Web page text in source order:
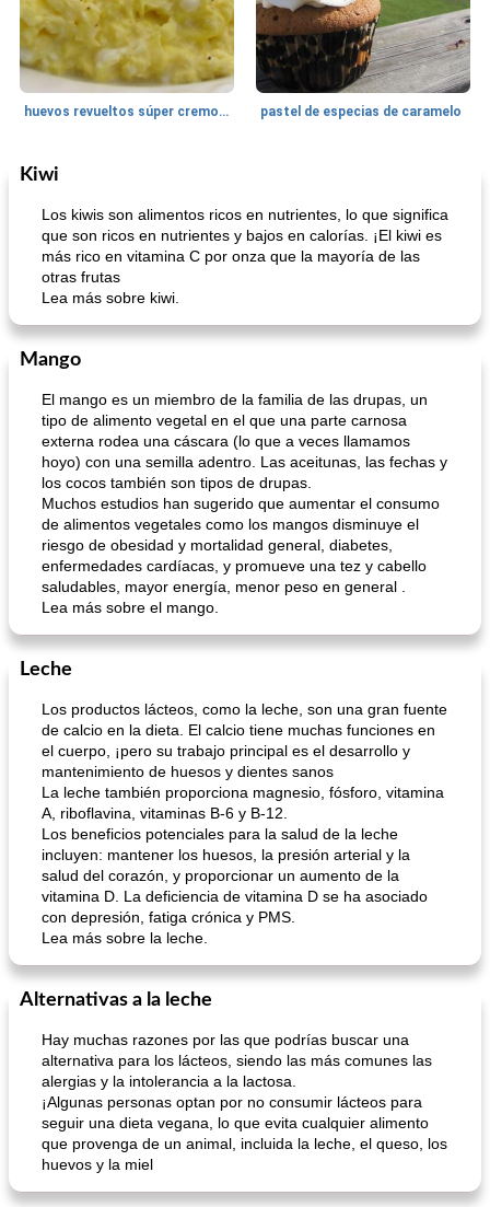
huevos revueltos súper cremosos pastel de especias de caramelo
Pechuga de pollo
Kiwi
Los kiwis son alimentos ricos en nutrientes, lo que significa
que son ricos en nutrientes y bajos en calorías. ¡El kiwi es
más rico en vitamina C por onza que la mayoría de las
otras frutas
Lea más sobre kiwi.
Mango
El mango es un miembro de la familia de las drupas, un
tipo de alimento vegetal en el que una parte carnosa
externa rodea una cáscara (lo que a veces llamamos
hoyo) con una semilla adentro. Las aceitunas, las fechas y
los cocos también son tipos de drupas.
Muchos estudios han sugerido que aumentar el consumo
de alimentos vegetales como los mangos disminuye el
riesgo de obesidad y mortalidad general, diabetes,
enfermedades cardíacas, y promueve una tez y cabello
saludables, mayor energía, menor peso en general .
Lea más sobre el mango.
Leche
Los productos lácteos, como la leche, son una gran fuente
de calcio en la dieta. El calcio tiene muchas funciones en
el cuerpo, ¡pero su trabajo principal es el desarrollo y
mantenimiento de huesos y dientes sanos
La leche también proporciona magnesio, fósforo, vitamina
A, riboflavina, vitaminas B-6 y B-12.
Los beneficios potenciales para la salud de la leche
incluyen: mantener los huesos, la presión arterial y la
salud del corazón, y proporcionar un aumento de la
vitamina D. La deficiencia de vitamina D se ha asociado
con depresión, fatiga crónica y PMS.
Lea más sobre la leche.
Alternativas a la leche
Hay muchas razones por las que podrías buscar una
alternativa para los lácteos, siendo las más comunes las
alergias y la intolerancia a la lactosa.
¡Algunas personas optan por no consumir lácteos para
seguir una dieta vegana, lo que evita cualquier alimento
que provenga de un animal, incluida la leche, el queso, los
huevos y la miel